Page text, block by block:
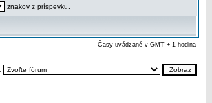
znakov z príspevku.
Časy uvádzané v GMT + 1 hodina